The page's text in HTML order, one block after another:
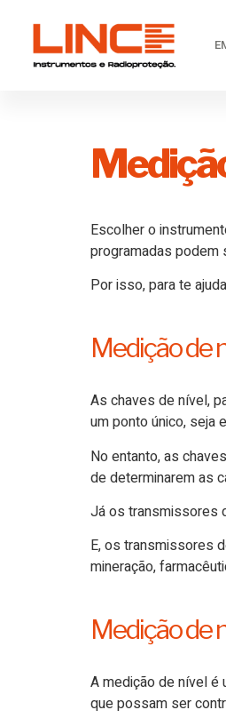
Escolher o
programadas podem
Por isso, para te
Medição de
As chaves de nível,
um ponto único, seja
No entanto, as
de determinarem as
Já os transmissores
E, os transmissores
mineração,
Medição de
A medição de nível
que possam ser